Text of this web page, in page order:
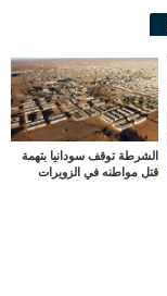
الشرطة توقف سودانيا بتهمة
قتل مواطنه في الزويرات